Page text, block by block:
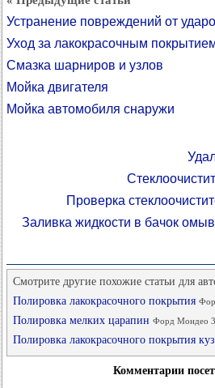
Устранение повреждений от
Уход за лакокрасочным
Смазка шарниров и узлов
Мойка двигателя
Мойка автомобиля снаружи
Проверка
Заливка жидкости в бачок
Смотрите другие похожие статьи для
Полировка лакокрасочного покрытия
Полировка мелких царапин Форд Мондео
Полировка лакокрасочного покрытия
Комментарии